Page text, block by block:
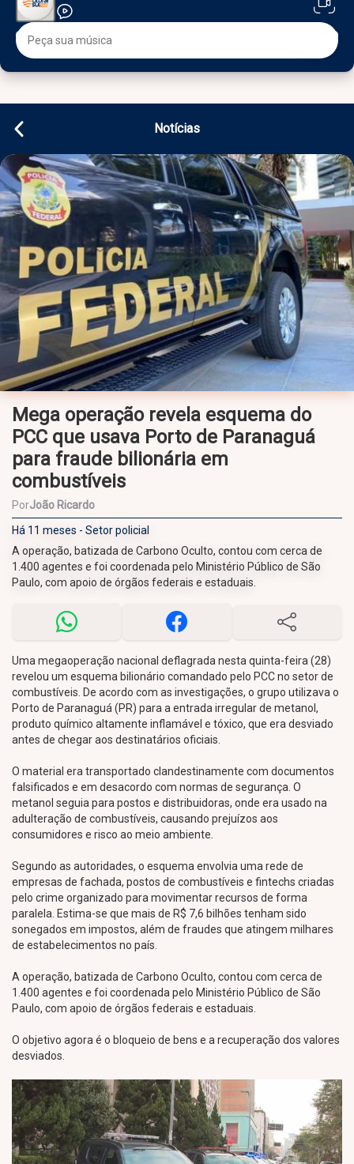
Notícias
Mega operação revela esquema do
PCC que usava Porto de Paranaguá
para fraude bilionária em
combustíveis
PorJoão Ricardo
Há 11 meses - Setor policial
A operação, batizada de Carbono Oculto, contou com cerca de
1.400 agentes e foi coordenada pelo Ministério Público de São
Paulo, com apoio de órgãos federais e estaduais.
Uma megaoperação nacional deflagrada nesta quinta-feira (28)
revelou um esquema bilionário comandado pelo PCC no setor de
combustíveis. De acordo com as investigações, o grupo utilizava o
Porto de Paranaguá (PR) para a entrada irregular de metanol,
produto químico altamente inflamável e tóxico, que era desviado
antes de chegar aos destinatários oficiais.
O material era transportado clandestinamente com documentos
falsificados e em desacordo com normas de segurança. O
metanol seguia para postos e distribuidoras, onde era usado na
adulteração de combustíveis, causando prejuízos aos
consumidores e risco ao meio ambiente.
Segundo as autoridades, o esquema envolvia uma rede de
empresas de fachada, postos de combustíveis e fintechs criadas
pelo crime organizado para movimentar recursos de forma
paralela. Estima-se que mais de R$ 7,6 bilhões tenham sido
sonegados em impostos, além de fraudes que atingem milhares
de estabelecimentos no país.
A operação, batizada de Carbono Oculto, contou com cerca de
1.400 agentes e foi coordenada pelo Ministério Público de São
Paulo, com apoio de órgãos federais e estaduais.
O objetivo agora é o bloqueio de bens e a recuperação dos valores
desviados.